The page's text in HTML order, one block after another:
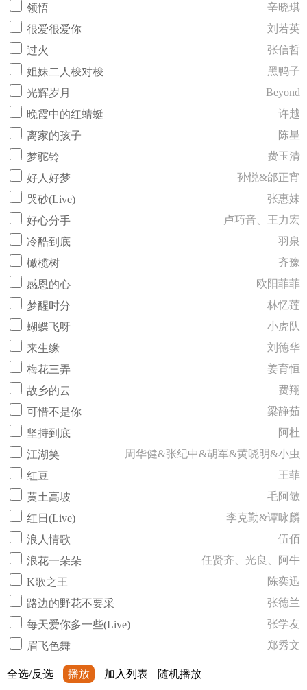
领悟
辛晓琪
很爱很爱你
刘若英
过火
张信哲
姐妹二人梭对梭
黑鸭子
光辉岁月
Beyond
晚霞中的红蜻蜓
许越
离家的孩子
陈星
梦驼铃
费玉清
好人好梦
孙悦&邰正宵
哭砂(Live)
张惠妹
好心分手
卢巧音、王力宏
冷酷到底
羽泉
橄榄树
齐豫
感恩的心
欧阳菲菲
梦醒时分
林忆莲
蝴蝶飞呀
小虎队
来生缘
刘德华
梅花三弄
姜育恒
故乡的云
费翔
可惜不是你
梁静茹
坚持到底
阿杜
江湖笑
周华健&张纪中&胡军&黄晓明&小虫
红豆
王菲
黄土高坡
毛阿敏
红日(Live)
李克勤&谭咏麟
浪人情歌
伍佰
浪花一朵朵
任贤齐、光良、阿牛
K歌之王
陈奕迅
路边的野花不要采
张德兰
每天爱你多一些(Live)
张学友
眉飞色舞
郑秀文
全选/反选 播放 加入列表 随机播放